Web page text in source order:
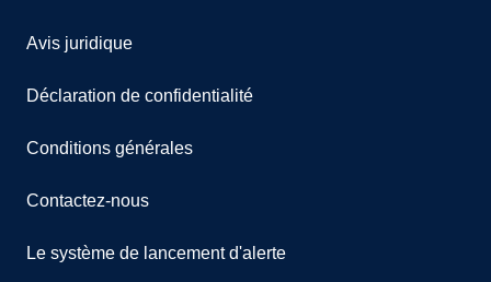
Avis juridique
Déclaration de confidentialité
Conditions générales
Contactez-nous
Le système de lancement d'alerte